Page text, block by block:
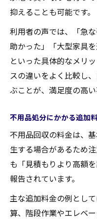
抑えることも可能です。
利用者の声では、「急
助かった」「大型家具
といった具体的なメリ
スの違いをよく比較し
ぶことが、満足度の高
不用品処分にかかる追加
不用品回収の料金は、
生する場合があるため
も「見積もりより高額
報告されています。
主な追加料金の例とし
算、階段作業やエレベ